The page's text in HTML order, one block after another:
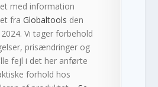
med information
fraGlobaltools den
Vi tager forbehold
prisændringer og
fejl i det her anførte
forhold hos